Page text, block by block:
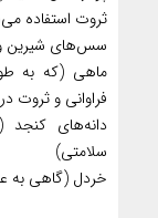
ثروت استفاده
سس‌های شیرین
ماهی (که به
فراوانی و
دانه‌های
سلامتی)
خردل (گاهی به